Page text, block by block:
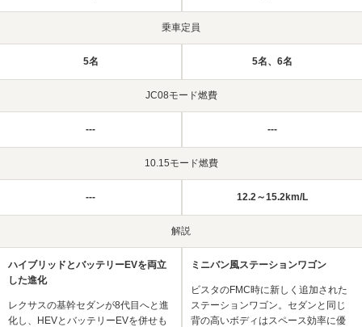
乗車定員
5名 5名、6名
JC08モード燃費
--- ---
10.15モード燃費
--- 12.2～15.2km/L
解説
ハイブリッドとバッテリーEVを両立
した進化
レクサスの基幹セダンが8代目へと進
化し、HEVとバッテリーEVを併せも
ミニバン風ステーションワゴン
ビスタのFMC時に新しく追加された
ステーションワゴン。セダンと同じ
背の高いボディはスペース効率に優